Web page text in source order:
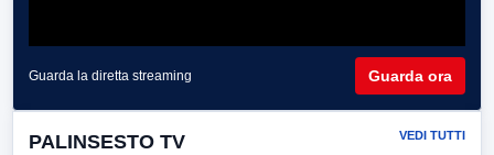
Guarda la diretta streaming Guarda ora
PALINSESTO TV VEDI TUTTI